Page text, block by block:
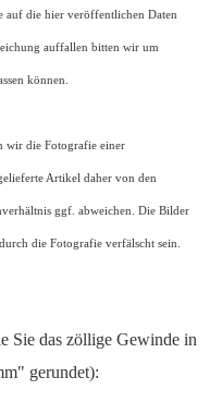
auf die hier veröffentlichen Daten
auffallen bitten wir um
können.
wir die Fotografie einer
Artikel daher von den
ggf. abweichen. Die Bilder
die Fotografie verfälscht sein.
Sie das zöllige Gewinde in
gerundet):